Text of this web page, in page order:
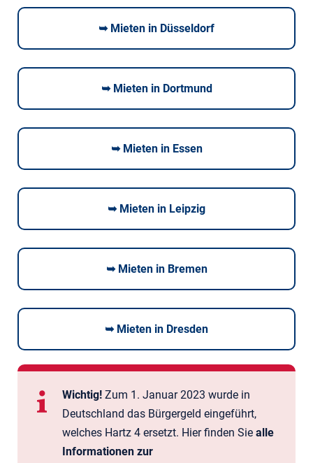
➥ Mieten in Düsseldorf
➥ Mieten in Dortmund
➥ Mieten in Essen
➥ Mieten in Leipzig
➥ Mieten in Bremen
➥ Mieten in Dresden
Wichtig! Zum 1. Januar 2023 wurde in
Deutschland das Bürger­geld eingeführt,
welches Hartz 4 ersetzt. Hier finden Sie alle
Informationen zur